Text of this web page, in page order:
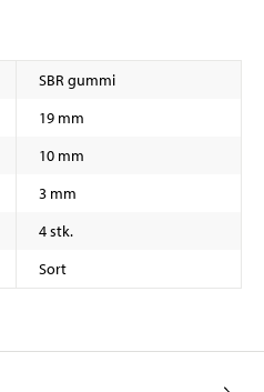
SBR gummi
19 mm
10 mm
3 mm
4 stk.
Sort